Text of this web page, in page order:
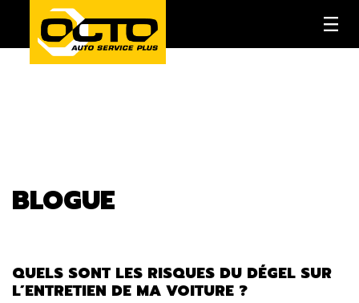
BLOGUE
QUELS SONT LES RISQUES DU DÉGEL SUR
L’ENTRETIEN DE MA VOITURE ?